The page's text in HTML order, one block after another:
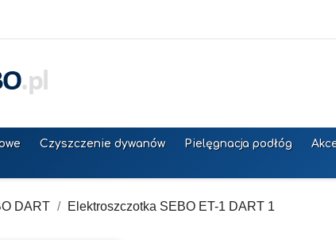
Czyszczenie dywanów Pielęgnacja podłóg
DART Elektroszczotka SEBO ET-1 DART 1